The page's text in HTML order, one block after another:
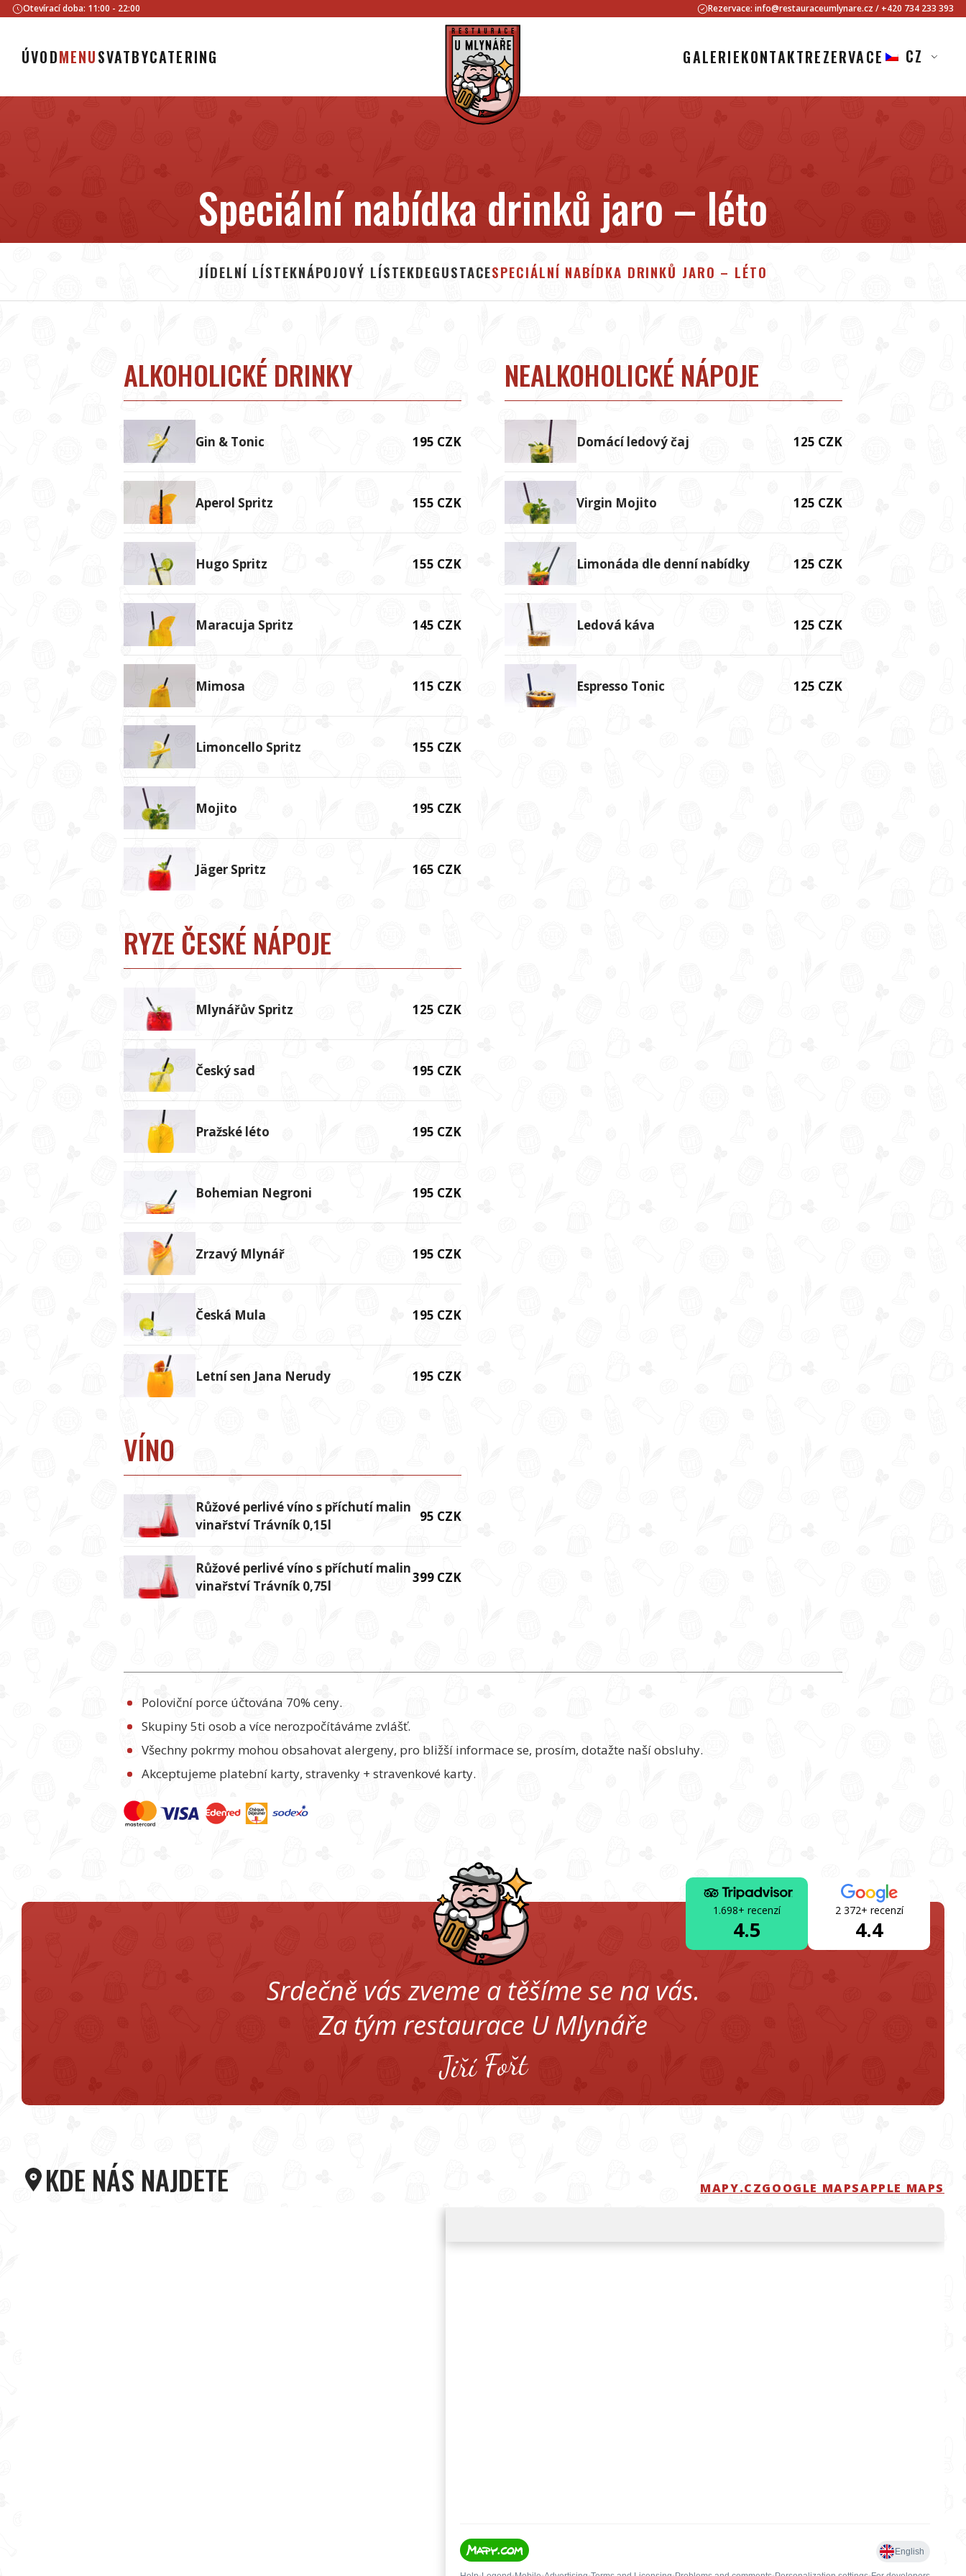
Otevírací doba: 11:00 - 22:00 Rezervace: info@restauraceumlynare.cz / +420 734 233 393
ÚVODMENUSVATBYCATERING GALERIEKONTAKTREZERVACE CZ
Speciální nabídka drinků jaro – léto
JÍDELNÍ LÍSTEKNÁPOJOVÝ LÍSTEKDEGUSTACESPECIÁLNÍ NABÍDKA DRINKŮ JARO – LÉTO
ALKOHOLICKÉ DRINKY
Gin & Tonic 195 CZK
Aperol Spritz 155 CZK
Hugo Spritz 155 CZK
Maracuja Spritz 145 CZK
Mimosa 115 CZK
Limoncello Spritz 155 CZK
Mojito 195 CZK
Jäger Spritz 165 CZK
RYZE ČESKÉ NÁPOJE
Mlynářův Spritz 125 CZK
Český sad 195 CZK
Pražské léto 195 CZK
Bohemian Negroni 195 CZK
Zrzavý Mlynář 195 CZK
Česká Mula 195 CZK
Letní sen Jana Nerudy 195 CZK
VÍNO
Růžové perlivé víno s příchutí malin
vinařství Trávník 0,15l
95 CZK
Růžové perlivé víno s příchutí malin
vinařství Trávník 0,75l
399 CZK
NEALKOHOLICKÉ NÁPOJE
Domácí ledový čaj 125 CZK
Virgin Mojito 125 CZK
Limonáda dle denní nabídky 125 CZK
Ledová káva 125 CZK
Espresso Tonic 125 CZK
Poloviční porce účtována 70% ceny.
Skupiny 5ti osob a více nerozpočítáváme zvlášť.
Všechny pokrmy mohou obsahovat alergeny, pro bližší informace se, prosím, dotažte naší obsluhy.
Akceptujeme platební karty, stravenky + stravenkové karty.
1.698+ recenzí
4.5
2 372+ recenzí
4.4
Srdečně vás zveme a těšíme se na vás.
Za tým restaurace U Mlynáře
KDE NÁS NAJDETE MAPY.CZGOOGLE MAPSAPPLE MAPS